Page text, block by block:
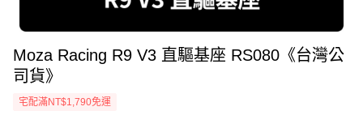
Moza Racing R9 V3 直驅基座 RS080《台灣公
司貨》
宅配滿NT$1,790免運